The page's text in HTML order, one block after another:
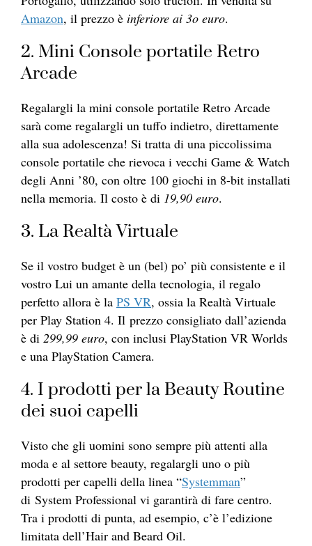
Amazon, il prezzo è inferiore ai 3o euro.
2. Mini Console portatile Retro
Arcade
Regalargli la mini console portatile Retro Arcade
sarà come regalargli un tuffo indietro, direttamente
alla sua adolescenza! Si tratta di una piccolissima
console portatile che rievoca i vecchi Game & Watch
degli Anni ’80, con oltre 100 giochi in 8-bit installati
nella memoria. Il costo è di 19,90 euro.
3. La Realtà Virtuale
Se il vostro budget è un (bel) po’ più consistente e il
vostro Lui un amante della tecnologia, il regalo
perfetto allora è la PS VR, ossia la Realtà Virtuale
per Play Station 4. Il prezzo consigliato dall’azienda
è di 299,99 euro, con inclusi PlayStation VR Worlds
e una PlayStation Camera.
4. I prodotti per la Beauty Routine
dei suoi capelli
Visto che gli uomini sono sempre più attenti alla
moda e al settore beauty, regalargli uno o più
prodotti per capelli della linea “Systemman”
di System Professional vi garantirà di fare centro.
Tra i prodotti di punta, ad esempio, c’è l’edizione
limitata dell’Hair and Beard Oil.